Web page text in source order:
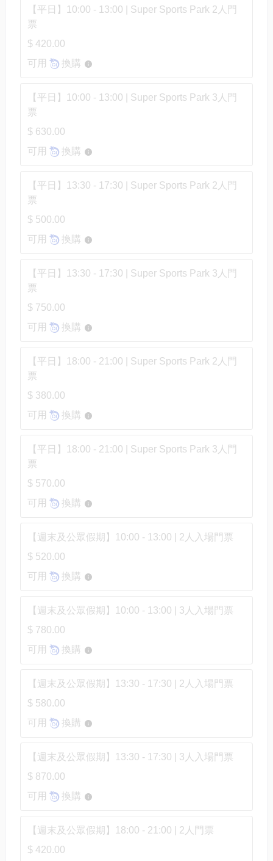
【平日】10:00 - 13:00 | Super Sports Park 2人門
票
$ 420.00
可用
換購
【平日】10:00 - 13:00 | Super Sports Park 3人門
票
$ 630.00
可用
換購
【平日】13:30 - 17:30 | Super Sports Park 2人門
票
$ 500.00
可用
換購
【平日】13:30 - 17:30 | Super Sports Park 3人門
票
$ 750.00
可用
換購
【平日】18:00 - 21:00 | Super Sports Park 2人門
票
$ 380.00
可用
換購
【平日】18:00 - 21:00 | Super Sports Park 3人門
票
$ 570.00
可用
換購
【週末及公眾假期】10:00 - 13:00 | 2人入場門票
$ 520.00
可用
換購
【週末及公眾假期】10:00 - 13:00 | 3人入場門票
$ 780.00
可用
換購
【週末及公眾假期】13:30 - 17:30 | 2人入場門票
$ 580.00
可用
換購
【週末及公眾假期】13:30 - 17:30 | 3人入場門票
$ 870.00
可用
換購
【週末及公眾假期】18:00 - 21:00 | 2人門票
$ 420.00